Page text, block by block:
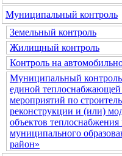
Муниципальный контроль
Земельный контроль
Жилищный контроль
Контроль на
Муниципальный
единой теплоснабжающей
мероприятий по
реконструкции и (или)
объектов теплоснабжения
муниципального
район»